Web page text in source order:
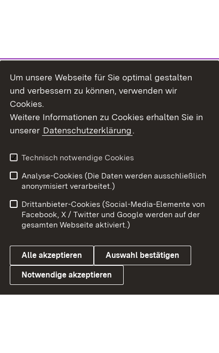
Link zum Landesportal
Benutzungshinweise
Barrierefreiheit
Datenschutz
Cookies
Um unsere Webseite für Sie optimal gestalten
und verbessern zu können, verwenden wir
Cookies.
Weitere Informationen zu Cookies erhalten Sie in
unserer Datenschutzerklärung.
Technisch notwendige Cookies
Analyse-Cookies (Die Daten werden ausschließlich
anonymisiert verarbeitet.)
Drittanbieter-Cookies (Social-Media-Elemente von
Facebook, X / Twitter und Google werden auf der
gesamten Webseite aktiviert.)
Alle akzeptieren Auswahl bestätigen
Notwendige akzeptieren